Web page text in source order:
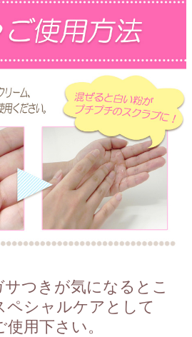
サつきが気になるとこ
ペシャルケアとして
用下さい。